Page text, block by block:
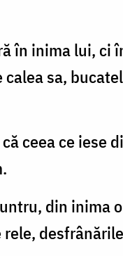
în inima lui, ci
calea sa,
ceea ce iese
din inima
rele,